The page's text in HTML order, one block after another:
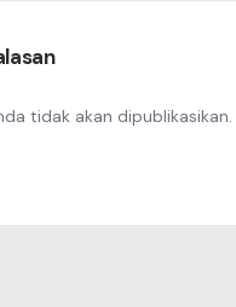
tidak akan dipublikasikan.